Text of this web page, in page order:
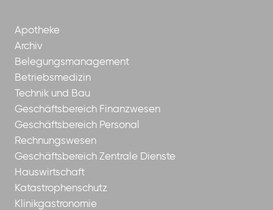
Apotheke
Archiv
Belegungsmanagement
Betriebsmedizin
Technik und Bau
Geschäftsbereich Finanzwesen
Geschäftsbereich Personal
Rechnungswesen
Geschäftsbereich Zentrale Dienste
Hauswirtschaft
Katastrophenschutz
Klinikgastronomie